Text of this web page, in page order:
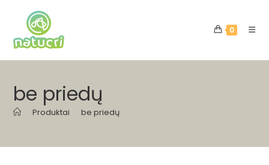
content
0
be priedų
Produktai be priedų